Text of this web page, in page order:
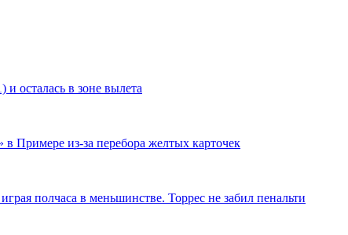
осталась в зоне вылета
Примере из-за перебора желтых карточек
полчаса в меньшинстве. Торрес не забил пенальти